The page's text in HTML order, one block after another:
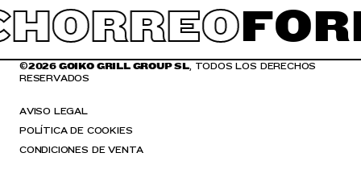
©2026 GOIKO GRILL GROUP SL, TODOS LOS DERECHOS
RESERVADOS
AVISO LEGAL
POLÍTICA DE COOKIES
CONDICIONES DE VENTA